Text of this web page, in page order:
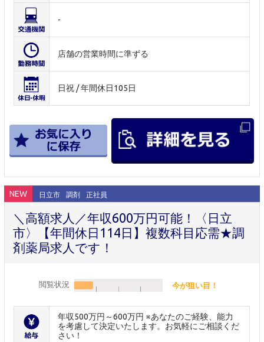
-
店舗の営業時間に準ずる
日祝 / 年間休日105日
NEW 日立市 調剤 正社員
＼高額求人／年収600万円可能！〈日立
市〉【年間休日114日】複数科目応需★調
剤薬局求人です！
閲覧状況 今が狙い目！
年収500万円～600万円 ※あなたのご経験、能力
を考慮して決定いたします。お気軽にご相談くだ
さい！